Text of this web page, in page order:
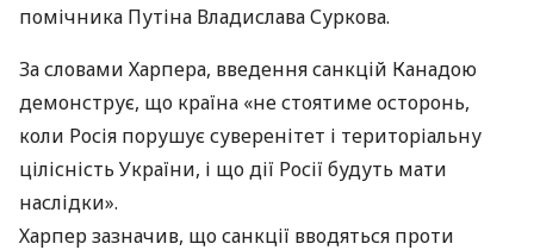
помічника Путіна Владислава Суркова.
За словами Харпера, введення санкцій Канадою
демонструє, що країна «не стоятиме осторонь,
коли Росія порушує суверенітет і територіальну
цілісність України, і що дії Росії будуть мати
наслідки».
Харпер зазначив, що санкції вводяться проти